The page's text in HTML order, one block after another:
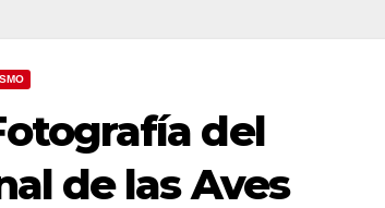
del
de las Aves